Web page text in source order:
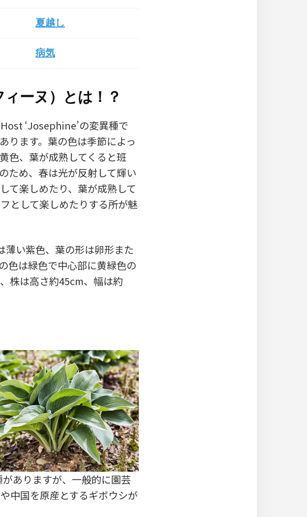
夏越し
病気
ーヌ）とは！？
‘Josephine’の変異種で
ります。葉の色は季節によっ
色、葉が成熟してくると班
ため、春は光が反射して輝い
て楽しめたり、葉が成熟して
として楽しめたりする所が魅
い紫色、葉の形は卵形また
色は緑色で中心部に黄緑色の
株は高さ約45cm、幅は約
ありますが、一般的に園芸
中国を原産とするギボウシが